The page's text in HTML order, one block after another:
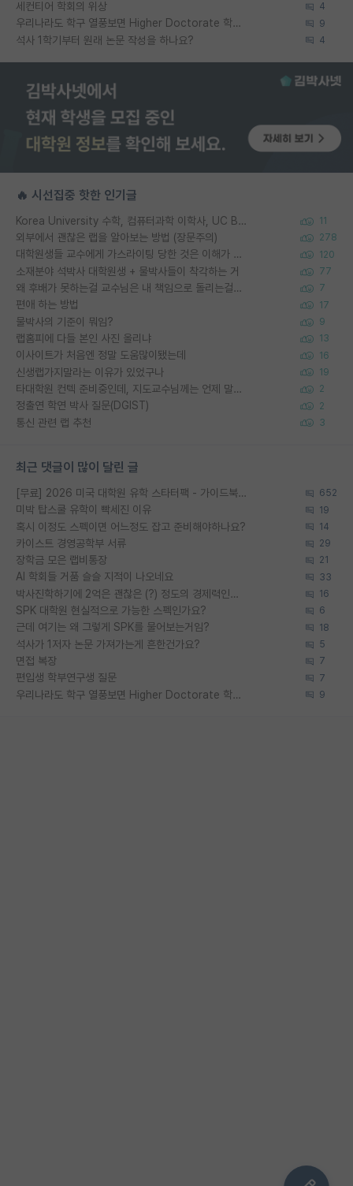
세컨티어 학회의 위상 4
우리나라도 학구 열풍보면 Higher Doctorate 학위가 필요하다고 봅니다. 9
석사 1학기부터 원래 논문 작성을 하나요? 4
🔥 시선집중 핫한 인기글
Korea University 수학, 컴퓨터과학 이학사, UC Berkeley 산업공학 대학원 공학박사가 되는 것은 쉽지 않겠죠? 11
외부에서 괜찮은 랩을 알아보는 방법 (장문주의) 278
대학원생들 교수에게 가스라이팅 당한 것은 이해가 갑니다. 안타깝네요. 120
소재분야 석박사 대학원생 + 물박사들이 착각하는 거 77
왜 후배가 못하는걸 교수님은 내 책임으로 돌리는걸까요? 7
편애 하는 방법 17
물박사의 기준이 뭐임? 9
랩홈피에 다들 본인 사진 올리냐 13
이사이트가 처음엔 정말 도움많이됐는데 16
신생랩가지말라는 이유가 있었구나 19
타대학원 컨텍 준비중인데, 지도교수님께는 언제 말씀드려야 할까요? 2
정출연 학연 박사 질문(DGIST) 2
통신 관련 랩 추천 3
최근 댓글이 많이 달린 글
[무료] 2026 미국 대학원 유학 스타터팩 - 가이드북 & 합격자 컨택메일 템플릿 652
미박 탑스쿨 유학이 빡세진 이유 19
혹시 이정도 스펙이면 어느정도 잡고 준비해야하나요? 14
카이스트 경영공학부 서류 29
장학금 모은 랩비통장 21
AI 학회들 거품 슬슬 지적이 나오네요 33
박사진학하기에 2억은 괜찮은 (?) 정도의 경제력인가요 16
SPK 대학원 현실적으로 가능한 스펙인가요? 6
근데 여기는 왜 그렇게 SPK를 물어보는거임? 18
석사가 1저자 논문 가져가는게 흔한건가요? 5
면접 복장 7
편입생 학부연구생 질문 7
우리나라도 학구 열풍보면 Higher Doctorate 학위가 필요하다고 봅니다. 9